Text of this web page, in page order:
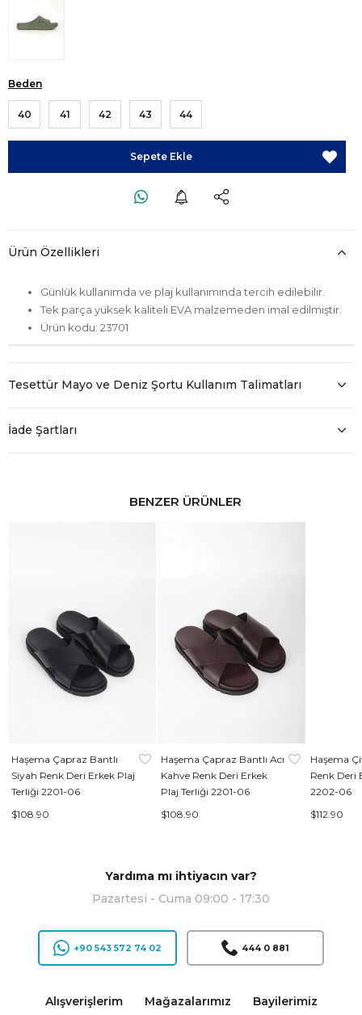
Beden
40 41 42 43 44
Ürün Özellikleri
Günlük kullanımda ve plaj kullanımında tercih edilebilir.
Tek parça yüksek kaliteli EVA malzemeden imal edilmiştir.
Ürün kodu: 23701
Tesettür Mayo ve Deniz Şortu Kullanım Talimatları
İade Şartları
BENZER ÜRÜNLER
Haşema Çapraz Bantlı
Siyah Renk Deri Erkek Plaj
Terliği 2201-06
$108.90
Haşema Çapraz Bantlı Acı
Kahve Renk Deri Erkek
Plaj Terliği 2201-06
$108.90
Haşema
Renk Deri
2202-06
$112.90
Yardıma mı ihtiyacın var?
Pazartesi - Cuma 09:00 - 17:30
+90 543 572 74 02 444 0 881
Alışverişlerim Mağazalarımız Bayilerimiz